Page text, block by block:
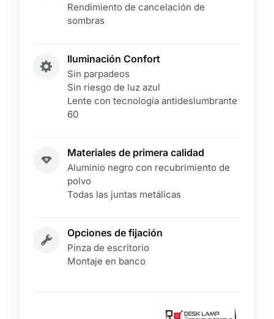
Rendimiento de cancelación de
sombras
Iluminación Confort
Sin parpadeos
Sin riesgo de luz azul
Lente con tecnología antideslumbrante
60
Materiales de primera calidad
Aluminio negro con recubrimiento de
polvo
Todas las juntas metálicas
Opciones de fijación
Pinza de escritorio
Montaje en banco